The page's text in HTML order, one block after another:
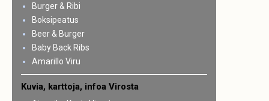
Burger & Ribi
Boksipeatus
Beer & Burger
Baby Back Ribs
Amarillo Viru
Kuvia, karttoja, infoa Virosta